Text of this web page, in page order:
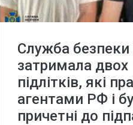
Служба безпеки
затримала двох
підлітків, які
агентами РФ і
причетні до